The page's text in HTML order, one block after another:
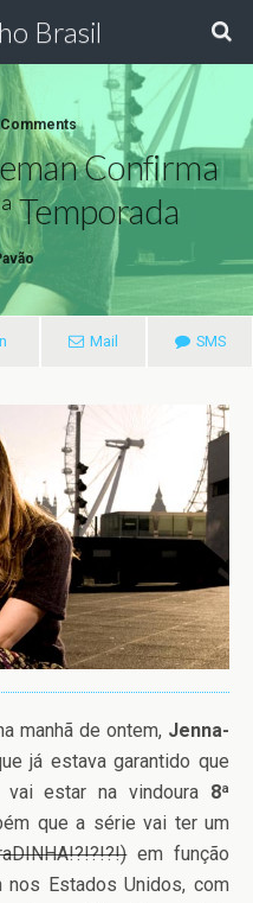
Brasil
Comments
Confirma
Temporada
Mail SMS
manhã de ontem, Jenna-
já estava garantido que
vai estar na vindoura 8ª
que a série vai ter um
em função
Estados Unidos, com